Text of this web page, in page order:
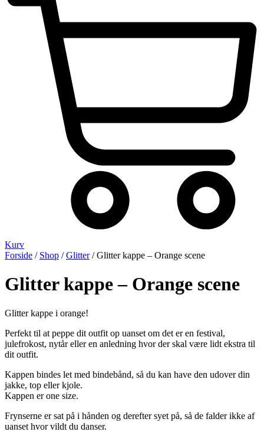
Kurv
Forside / Shop /Glitter/ Glitter kappe – Orange scene
Glitter kappe – Orange scene
Glitter kappe i orange!
Perfekt til at peppe dit outfit op uanset om det er en festival,
julefrokost, nytår eller en anledning hvor der skal være lidt ekstra til
dit outfit.
Kappen bindes let med bindebånd, så du kan have den udover din
jakke, top eller kjole.
Kappen er one size.
Frynserne er sat på i hånden og derefter syet på, så de falder ikke af
uanset hvor vildt du danser.